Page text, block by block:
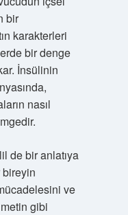
bir
karakterleri
bir denge
İnsülinin
nasıl
de bir anlatıya
ve
gibi